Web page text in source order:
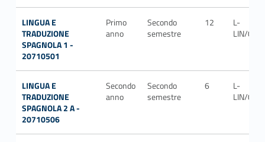
LINGUA E
TRADUZIONE
SPAGNOLA 1 -
20710501
Primo
anno
Secondo
semestre
12
L-
LIN/07
LINGUA E
TRADUZIONE
SPAGNOLA 2 A -
20710506
Secondo
anno
Secondo
semestre
6
L-
LIN/07